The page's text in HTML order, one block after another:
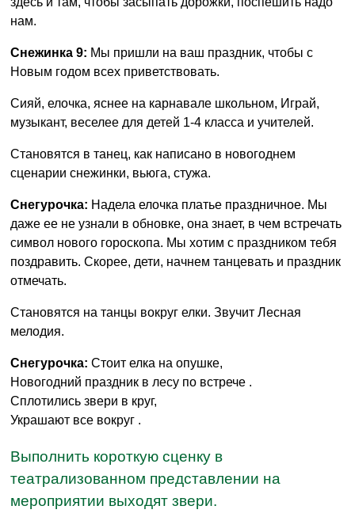
нам.
Снежинка 9: Мы пришли на ваш праздник, чтобы с
Новым годом всех приветствовать.
Сияй, елочка, яснее на карнавале школьном, Играй,
музыкант, веселее для детей 1-4 класса и учителей.
Становятся в танец, как написано в новогоднем
сценарии снежинки, вьюга, стужа.
Снегурочка: Надела елочка платье праздничное. Мы
даже ее не узнали в обновке, она знает, в чем встречать
символ нового гороскопа. Мы хотим с праздником тебя
поздравить. Скорее, дети, начнем танцевать и праздник
отмечать.
Становятся на танцы вокруг елки. Звучит Лесная
мелодия.
Снегурочка: Стоит елка на опушке,
Новогодний праздник в лесу по встрече .
Сплотились звери в круг,
Украшают все вокруг .
Выполнить короткую сценку в
театрализованном представлении на
мероприятии выходят звери.